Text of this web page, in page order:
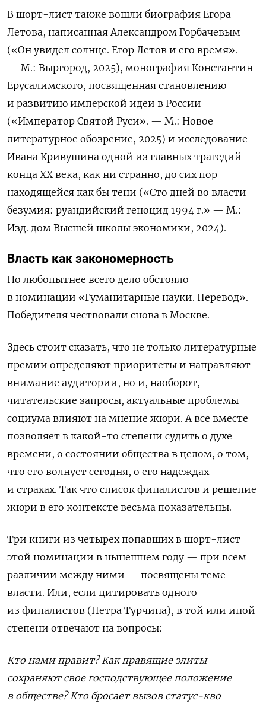
В шорт-лист также вошли биография Егора
Летова, написанная Александром Горбачевым
(«Он увидел солнце. Егор Летов и его время».
— М.: Выргород, 2025), монография Константин
Ерусалимского, посвященная становлению
и развитию имперской идеи в России
(«Император Святой Руси». — М.: Новое
литературное обозрение, 2025) и исследование
Ивана Кривушина одной из главных трагедий
конца ХХ века, как ни странно, до сих пор
находящейся как бы тени («Сто дней во власти
безумия: руандийский геноцид 1994 г.» — М.:
Изд. дом Высшей школы экономики, 2024).
Власть как закономерность
Но любопытнее всего дело обстояло
в номинации «Гуманитарные науки. Перевод».
Победителя чествовали снова в Москве.
Здесь стоит сказать, что не только литературные
премии определяют приоритеты и направляют
внимание аудитории, но и, наоборот,
читательские запросы, актуальные проблемы
социума влияют на мнение жюри. А все вместе
позволяет в какой-то степени судить о духе
времени, о состоянии общества в целом, о том,
что его волнует сегодня, о его надеждах
и страхах. Так что список финалистов и решение
жюри в его контексте весьма показательны.
Три книги из четырех попавших в шорт-лист
этой номинации в нынешнем году — при всем
различии между ними — посвящены теме
власти. Или, если цитировать одного
из финалистов (Петра Турчина), в той или иной
степени отвечают на вопросы:
Кто нами правит? Как правящие элиты
сохраняют свое господствующее положение
в обществе? Кто бросает вызов статус-кво